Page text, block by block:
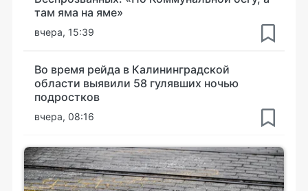
там яма на яме»
вчера, 15:39
Во время рейда в Калининградской
области выявили 58 гулявших ночью
подростков
вчера, 08:16